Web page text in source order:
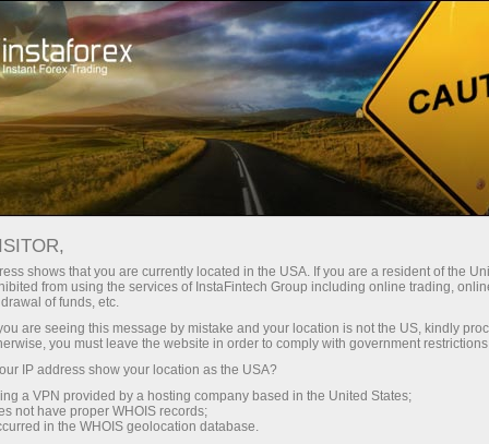
Untuk Traders Analisis Forex
Ulasan Analitik
Wave analysis
11.05.2026 06:42 PM
Analisis EUR/USD – 11 Mei:
Guncangan Hanya Bertahan Singkat
shows that you are currently located in the USA. If you are a resident of the
from using the services of InstaFintech Group including online trading,
of funds, etc.
are seeing this message by mistake and your location is not the US, kindly
you must leave the website in order to comply with government
IP address show your location as the USA?
a VPN provided by a hosting company based in the United States;
not have proper WHOIS records;
in the WHOIS geolocation database.